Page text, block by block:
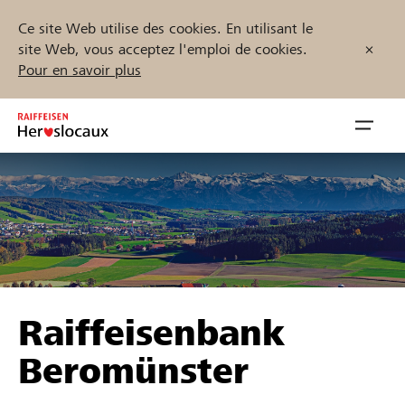
Ce site Web utilise des cookies. En utilisant le
site Web, vous acceptez l'emploi de cookies.
Pour en savoir plus
Inhalt
springen
öffnen
Parrainer
Soutien & assistance
Trouvez des projets et des organisations
Démarrez maintenant
Raiffeisenbank
Beromünster